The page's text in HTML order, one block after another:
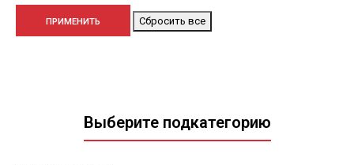
Выберите подкатегорию